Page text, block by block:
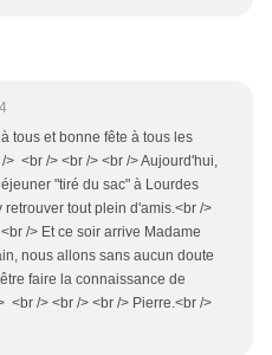
tous et bonne fête à tous les
> <br /> <br /> <br /> Aujourd'hui,
"tiré du sac" à Lourdes
tout plein d'amis.<br />
/> Et ce soir arrive Madame
nous allons sans aucun doute
faire la connaissance de
<br /> <br /> <br /> Pierre.<br />